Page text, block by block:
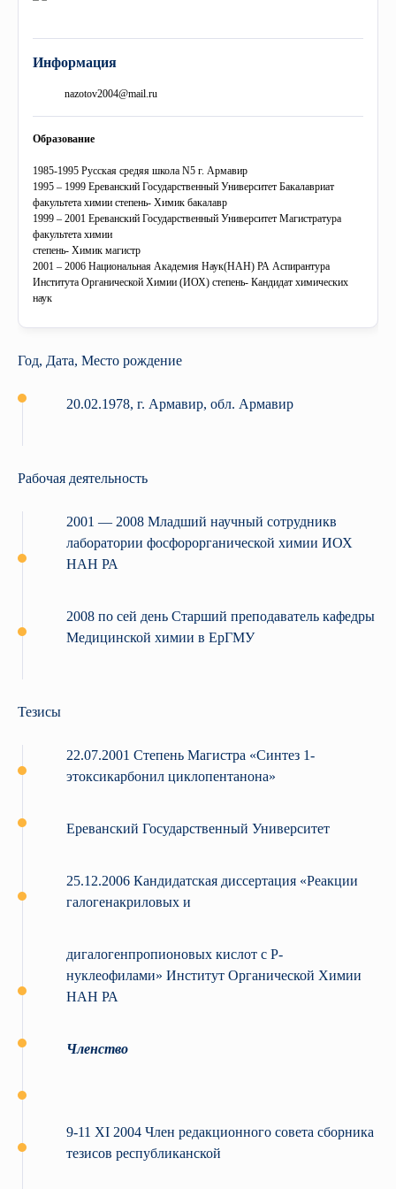
Старшая школа «Гераци»
Гарантия качества
Симуляционный центр
Стоматологический образовательный центр превосходства
Музей
Союз молодых исследователей
Правовые акты и инструкции
Приоритетные направления
Программы
Докторское образование
Музей
Эмблема
Фотогаллерея
Видеогаллерея
Ректорат
Издания
Профессиональный Союз «Гераци»
“Гераци” аналитический центр
Международные связи
eCAMPUS
Учебный курс по приглашению
Программы по обмену
Выпускники
Центр Карьеры
Переподготовка
Обратная связь
Информация
nazotov2004@mail.ru
Образование
1985-1995 Русская средяя школа N5 г. Армавир
1995 – 1999 Ереванский Государственный Университет Бакалавриат
факультета химии степень- Химик бакалавр
1999 – 2001 Ереванский Государственный Университет Магистратура
факультета химии
степень- Химик магистр
2001 – 2006 Национальная Академия Наук(НАН) РА Аспирантура
Института Органической Химии (ИОХ) степень- Кандидат химических
наук
Год, Дата, Место рождение
20.02.1978, г. Армавир, обл. Армавир
Рабочая деятельность
2001 — 2008 Младший научный сотрудникв
лаборатории фосфорорганической химии ИОХ
НАН РА
2008 по сей день Старший преподаватель кафедры
Медицинской химии в ЕрГМУ
Тезисы
22.07.2001 Степень Магистра «Синтез 1-
этоксикарбонил циклопентанона»
Ереванский Государственный Университет
25.12.2006 Кандидатская диссертация «Реакции
галогенакриловых и
дигалогенпропионовых кислот с P-
нуклеофилами» Институт Органической Химии
НАН РА
Членство
9-11 XI 2004 Член редакционного совета сборника
тезисов республиканской